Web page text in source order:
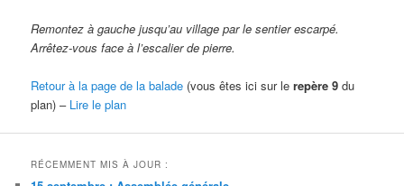
Remontez à gauche jusqu’au village par le sentier escarpé.
Arrêtez-vous face à l’escalier de pierre.
Retour à la page de la balade (vous êtes ici sur lerepère 9 du
plan) – Lire le plan
RÉCEMMENT MIS À JOUR :